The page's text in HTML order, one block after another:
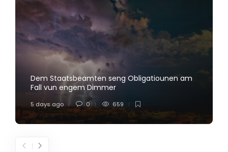
Dem Staatsbeamten seng Obligatiounen am
Fall vun engem Dimmer
5 days ago 0 659